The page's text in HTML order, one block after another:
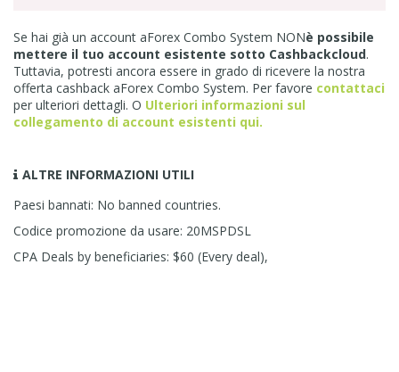
Se hai già un account aForex Combo System NONè possibile
mettere il tuo account esistente sotto Cashbackcloud.
Tuttavia, potresti ancora essere in grado di ricevere la nostra
offerta cashback aForex Combo System. Per favore contattaci
per ulteriori dettagli. O Ulteriori informazioni sul
collegamento di account esistenti qui.
ALTRE INFORMAZIONI UTILI
Paesi bannati: No banned countries.
Codice promozione da usare: 20MSPDSL
CPA Deals by beneficiaries: $60 (Every deal),